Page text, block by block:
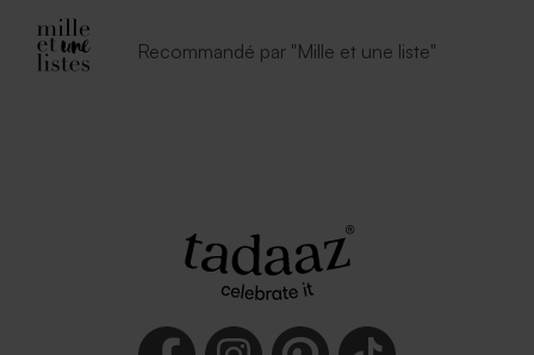
Recommandé par "Mille et une liste"